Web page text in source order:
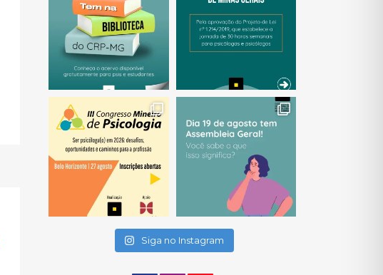
(abre em nova janela) (abre em nova janela)
Siga no Instagram(abre em nova janela)